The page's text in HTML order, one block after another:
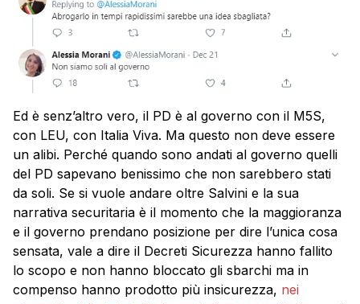
Ed è senz’altro vero, il PD è al governo con il M5S,
con LEU, con Italia Viva. Ma questo non deve essere
un alibi. Perché quando sono andati al governo quelli
del PD sapevano benissimo che non sarebbero stati
da soli. Se si vuole andare oltre Salvini e la sua
narrativa securitaria è il momento che la maggioranza
e il governo prendano posizione per dire l’unica cosa
sensata, vale a dire il Decreti Sicurezza hanno fallito
lo scopo e non hanno bloccato gli sbarchi ma in
compenso hanno prodotto più insicurezza, nei